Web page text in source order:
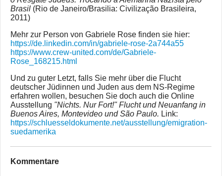
Brasil (Rio de Janeiro/Brasilia: Civilização Brasileira,
2011)
Mehr zur Person von Gabriele Rose finden sie hier:
https://de.linkedin.com/in/gabriele-rose-2a744a55
https://www.crew-united.com/de/Gabriele-
Rose_168215.html
Und zu guter Letzt, falls Sie mehr über die Flucht
deutscher Jüdinnen und Juden aus dem NS-Regime
erfahren wollen, besuchen Sie doch auch die Online
Ausstellung "Nichts. Nur Fort!" Flucht und Neuanfang in
Buenos Aires, Montevideo und São Paulo. Link:
https://schluesseldokumente.net/ausstellung/emigration-
suedamerika
Kommentare